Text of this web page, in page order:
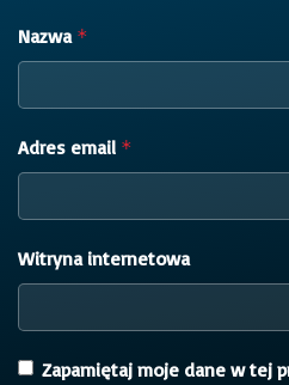
Nazwa *
Adres email *
Witryna internetowa
Zapamiętaj moje dane w tej